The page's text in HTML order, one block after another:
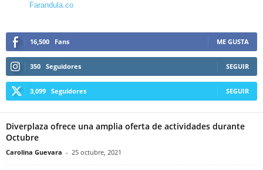
Farandula.co
16,500 Fans ME GUSTA
350 Seguidores SEGUIR
3,099 Seguidores SEGUIR
Diverplaza ofrece una amplia oferta de actividades durante
Octubre
Carolina Guevara - 25 octubre, 2021